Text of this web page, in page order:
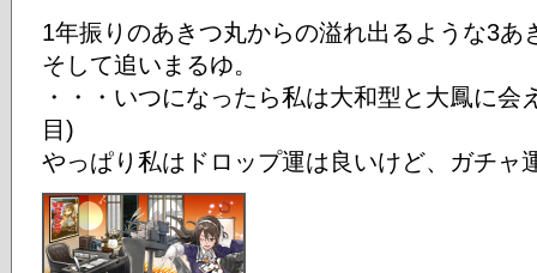
1年振りのあきつ丸からの溢れ出るような3あ
そして追いまるゆ。
・・・いつになったら私は大和型と大鳳に
目)
やっぱり私はドロップ運は良いけど、ガチャ